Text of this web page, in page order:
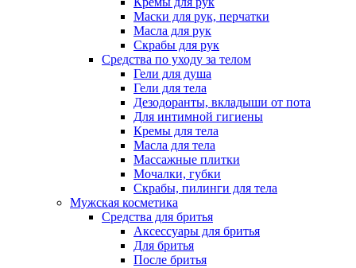
Маски для рук, перчатки
Масла для рук
Скрабы для рук
Средства по уходу за телом
Гели для душа
Гели для тела
Дезодоранты, вкладыши от пота
Для интимной гигиены
Кремы для тела
Масла для тела
Массажные плитки
Мочалки, губки
Скрабы, пилинги для тела
Мужская косметика
Средства для бритья
Аксессуары для бритья
Для бритья
После бритья